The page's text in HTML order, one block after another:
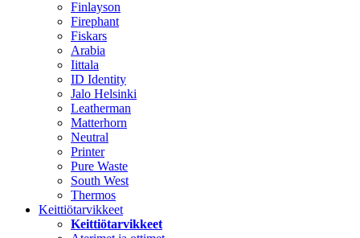
Finlayson
Firephant
Fiskars
Arabia
Iittala
ID Identity
Jalo Helsinki
Leatherman
Matterhorn
Neutral
Printer
Pure Waste
South West
Thermos
Keittiötarvikkeet
Keittiötarvikkeet